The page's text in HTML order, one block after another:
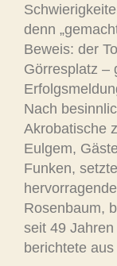
denn
Beweis: der
Görresplatz –
Nach
Akrobatische
Eulgem,
Funken,
Rosenbaum,
seit 49
berichtete